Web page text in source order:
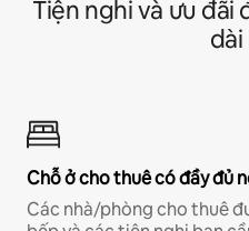
Tiện nghi và ưu đãi
dài
Chỗ ở cho thuê có đầy đủ
Các nhà/phòng cho thuê